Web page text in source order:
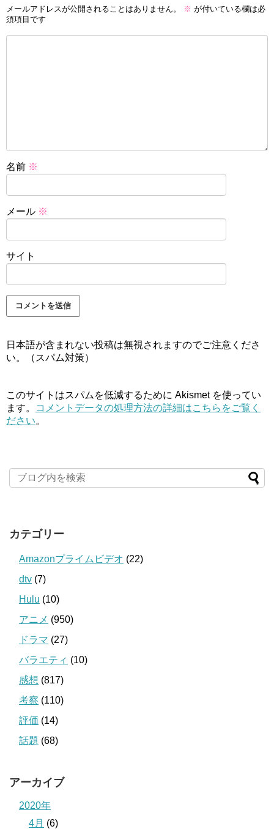
メールアドレスが公開されることはありません。 ※ が付いている欄は必
須項目です
名前 ※
メール ※
サイト
日本語が含まれない投稿は無視されますのでご注意くださ
い。（スパム対策）
このサイトはスパムを低減するために Akismet を使ってい
ます。
コメントデータの処理方法の詳細はこちらをご覧く
ださい。
カテゴリー
Amazonプライムビデオ (22)
dtv (7)
Hulu (10)
アニメ (950)
ドラマ (27)
バラエティ (10)
感想 (817)
考察 (110)
評価 (14)
話題 (68)
アーカイブ
2020年
4月 (6)